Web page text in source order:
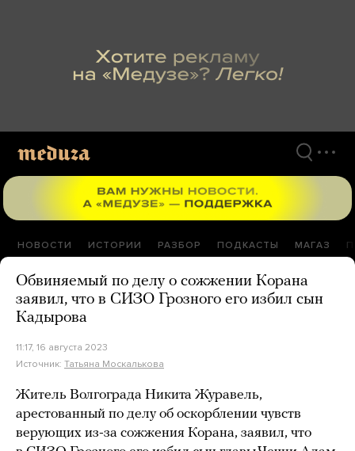
НОВОСТИ ИСТОРИИ РАЗБОР ПОДКАСТЫ МАГАЗ
Обвиняемый по делу о сожжении Корана
заявил, что в СИЗО Грозного его избил сын
Кадырова
11:17, 16 августа 2023
Источник: Татьяна Москалькова
Житель Волгограда Никита Журавель,
арестованный по делу об оскорблении чувств
верующих из-за сожжения Корана, заявил, что